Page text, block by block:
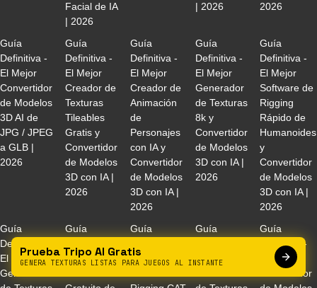
Prueba Tripo AI Gratis
GENERA TEXTURAS LISTAS PARA JUEGOS AL INSTANTE
Facial de IA
| 2026
| 2026
2026
Guía
Definitiva -
El Mejor
Convertidor
de Modelos
3D AI de
JPG / JPEG
a GLB |
2026
Guía
Definitiva -
El Mejor
Creador de
Texturas
Tileables
Gratis y
Convertidor
de Modelos
3D con IA |
2026
Guía
Definitiva -
El Mejor
Creador de
Animación
de
Personajes
con IA y
Convertidor
de Modelos
3D con IA |
2026
Guía
Definitiva -
El Mejor
Generador
de Texturas
8k y
Convertidor
de Modelos
3D con IA |
2026
Guía
Definitiva -
El Mejor
Software de
Rigging
Rápido de
Humanoides
y
Convertidor
de Modelos
3D con IA |
2026
Guía
Definitiva -
El Mejor
Generador
Guía
El Mejor
Guía
El Mejor
Guía
El Mejor
Guía
Definitiva -
El Mejor
Convertidor